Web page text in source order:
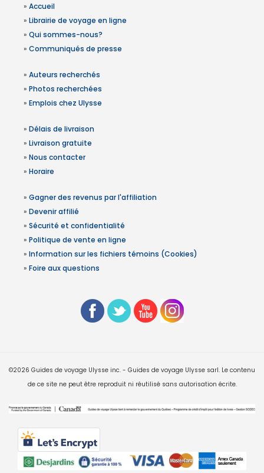
» Accueil
» Librairie de voyage en ligne
» Qui sommes-nous?
» Communiqués de presse
» Auteurs recherchés
» Photos recherchées
» Emplois chez Ulysse
» Délais de livraison
» Livraison gratuite
» Nous contacter
» Horaire
» Gagner des revenus par l'affiliation
» Devenir affilié
» Sécurité et confidentialité
» Politique de vente en ligne
» Information sur les fichiers témoins (Cookies)
» Foire aux questions
©2026 Guides de voyage Ulysse inc. - Guides de voyage Ulysse sarl. Le contenu
de ce site ne peut être reproduit ni réutilisé sans autorisation écrite.